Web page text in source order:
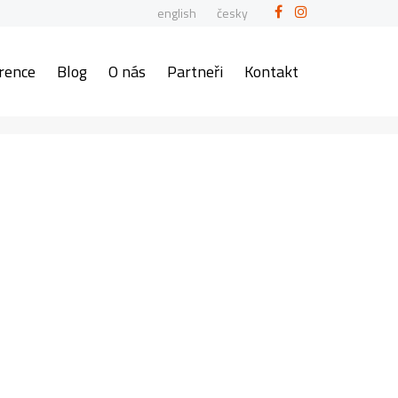
english česky
Blog O nás Partneři Kontakt